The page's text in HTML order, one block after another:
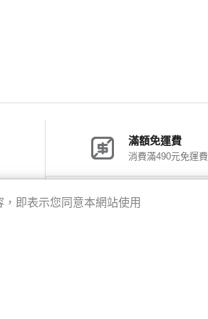
滿額免運費
消費滿490元免運費
神腦會員福利
即表示您同意本網站使用